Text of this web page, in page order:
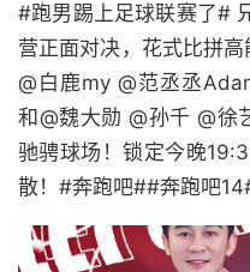
#跑男踢上足球联赛了#
营正面对决，花式比拼
@白鹿my @范丞丞
和@魏大勋 @孙千 @徐
驰骋球场！锁定今晚
散！#奔跑吧##奔跑吧